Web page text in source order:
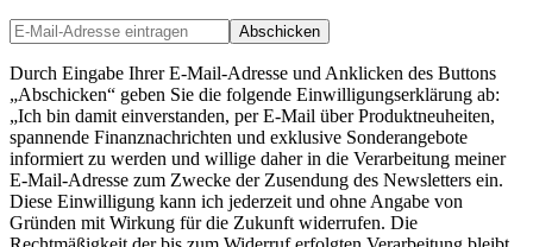
Abschicken
Durch Eingabe Ihrer E-Mail-Adresse und Anklicken des Buttons
„Abschicken“ geben Sie die folgende Einwilligungserklärung ab:
„Ich bin damit einverstanden, per E-Mail über Produktneuheiten,
spannende Finanznachrichten und exklusive Sonderangebote
informiert zu werden und willige daher in die Verarbeitung meiner
E-Mail-Adresse zum Zwecke der Zusendung des Newsletters ein.
Diese Einwilligung kann ich jederzeit und ohne Angabe von
Gründen mit Wirkung für die Zukunft widerrufen. Die